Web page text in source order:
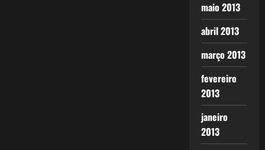
maio 2013
abril 2013
março 2013
fevereiro
2013
janeiro
2013